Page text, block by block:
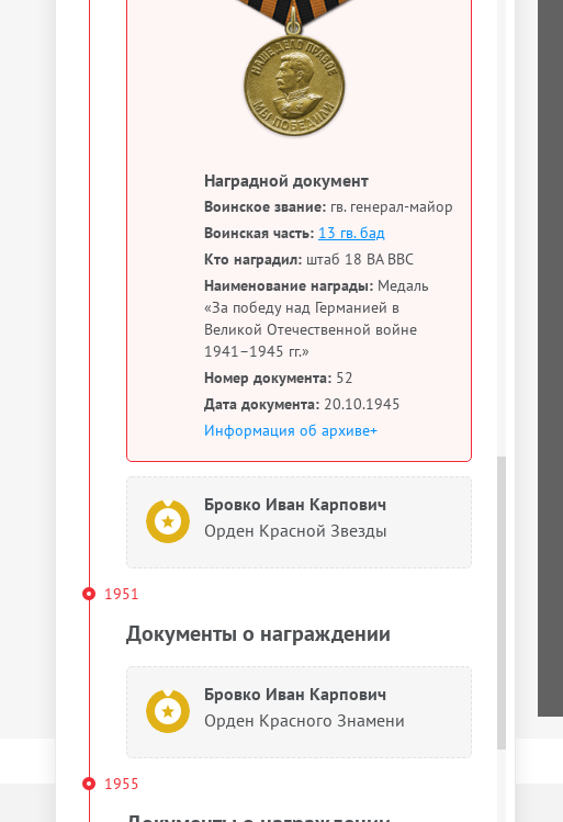
Наградной документ
Воинское звание: гв. генерал-майор
Воинская часть: 13 гв. бад
Кто наградил: штаб 18 ВА ВВС
Наименование награды: Медаль
«За победу над Германией в
Великой Отечественной войне
1941–1945 гг.»
Номер документа: 52
Дата документа: 20.10.1945
Информация об архиве+
Бровко Иван Карпович
Орден Красной Звезды
1951
Документы о награждении
Бровко Иван Карпович
Орден Красного Знамени
1955